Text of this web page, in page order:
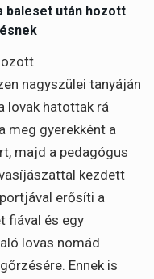
baleset után hozott
nagyszülei tanyáján
lovak hatottak rá
meg gyerekként a
majd a pedagógus
kezdett
erősíti a
fiával és egy
lovas nomád
Ennek is